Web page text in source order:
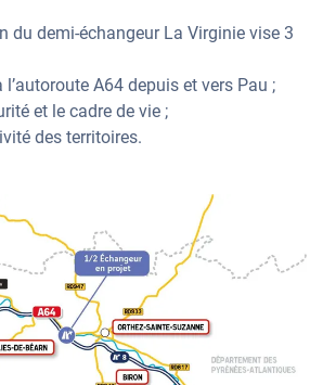
du demi-échangeur La Virginie vise 3
l’autoroute A64 depuis et vers Pau ;
et le cadre de vie ;
des territoires.